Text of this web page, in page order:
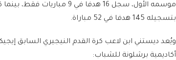
موسمه الأول، سجل 16 هدفا في
بتسجيله 145 هدفا في 52 مباراة.
ويُعد ديستني ابن لاعب كرة القدم النيجيري السابق
أكاديمية برشلونة للشباب: